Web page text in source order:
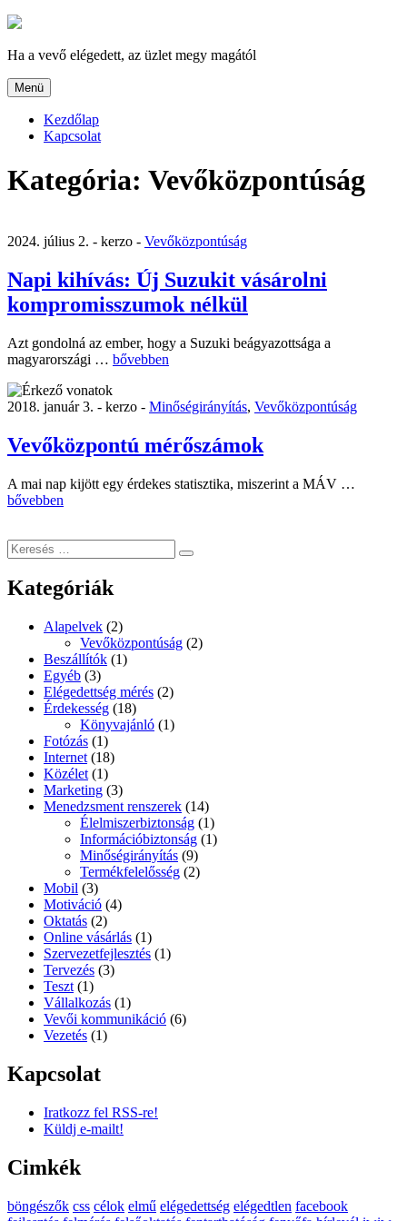
Tartalomhoz
Ha a vevő elégedett, az üzlet megy magától
Menü
Kezdőlap
Kapcsolat
Kategória: Vevőközpontúság
2024. július 2. - kerzo - Vevőközpontúság
Napi kihívás: Új Suzukit vásárolni
kompromisszumok nélkül
Azt gondolná az ember, hogy a Suzuki beágyazottsága a
magyarországi … „Napi
Új
Suzukit
kompromisszumok
nélkül”
bővebben
2018. január 3. - kerzo - Minőségirányítás, Vevőközpontúság
Vevőközpontú mérőszámok
A mai nap kijött egy érdekes statisztika, miszerint a MÁV …
bővebben
Keresés
a
következő
kifejezésre:
Keresés
Kategóriák
Alapelvek (2)
Vevőközpontúság (2)
Beszállítók (1)
Egyéb (3)
Elégedettség mérés (2)
Érdekesség (18)
Könyvajánló (1)
Fotózás (1)
Internet (18)
Közélet (1)
Marketing (3)
Menedzsment renszerek (14)
Élelmiszerbiztonság (1)
Információbiztonság (1)
Minőségirányítás (9)
Termékfelelősség (2)
Mobil (3)
Motiváció (4)
Oktatás (2)
Online vásárlás (1)
Szervezetfejlesztés (1)
Tervezés (3)
Teszt (1)
Vállalkozás (1)
Vevői kommunikáció (6)
Vezetés (1)
Kapcsolat
Iratkozz fel RSS-re!
Küldj e-mailt!
Cimkék
böngészők css célok elmű elégedettség elégedtlen facebook